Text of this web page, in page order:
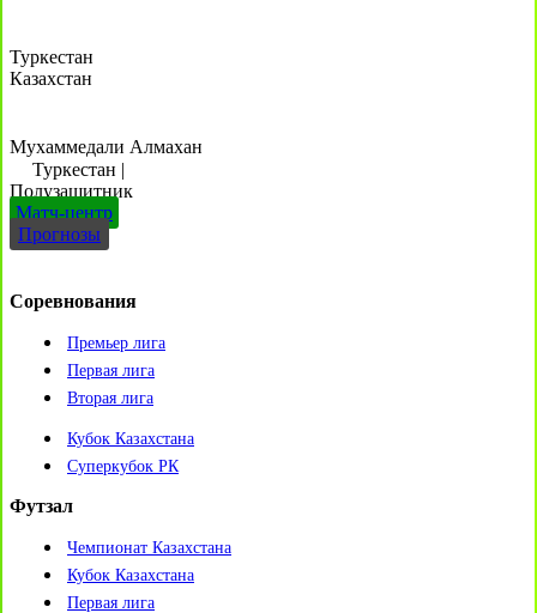
Туркестан
Казахстан
Мухаммедали Алмахан
Туркестан |
Полузащитник
Матч-центр
Прогнозы
Соревнования
Премьер лига
Первая лига
Вторая лига
Кубок Казахстана
Суперкубок РК
Футзал
Чемпионат Казахстана
Кубок Казахстана
Первая лига